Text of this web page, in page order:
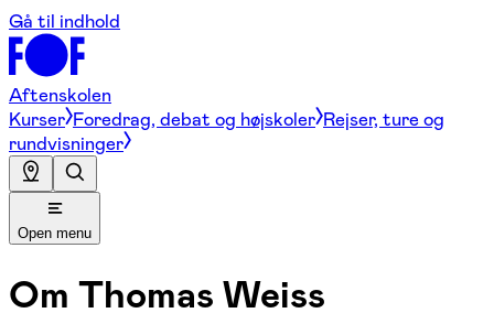
Gå til indhold
Aftenskolen
Kurser Foredrag, debat og højskoler Rejser, ture og
rundvisninger
Open menu
Om Thomas Weiss